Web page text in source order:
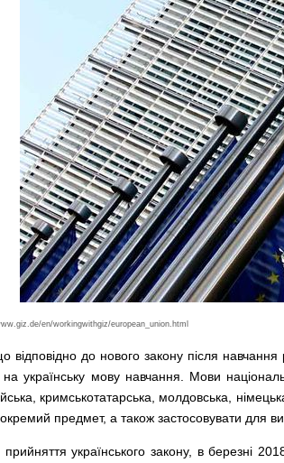
en/workingwithgiz/european_union.html
відповідно до нового закону після навчання
українську мову навчання. Мови
кримськотатарська, молдовська,
предмет, а також застосовувати для
прийняття українського закону, в березні